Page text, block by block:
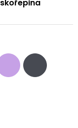
skořepina